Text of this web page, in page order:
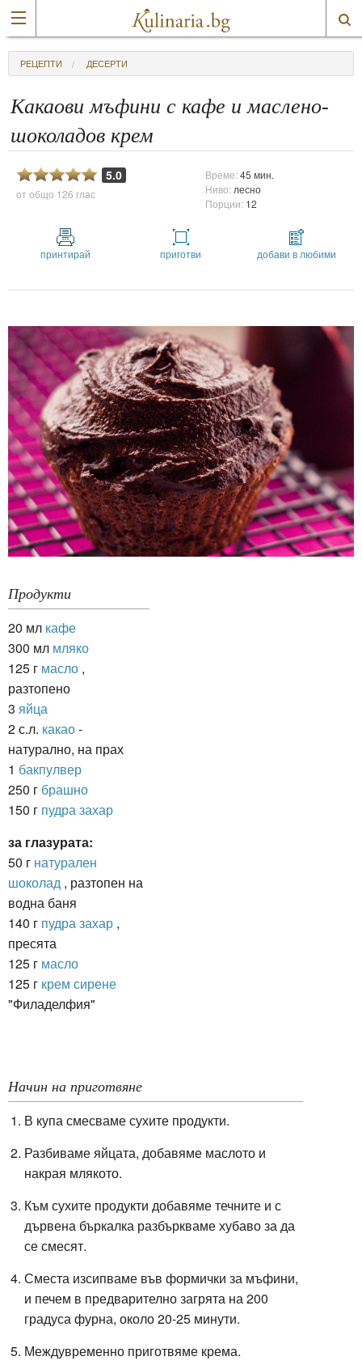
РЕЦЕПТИ ДЕСЕРТИ
Какаови мъфини с кафе и маслено-
шоколадов крем
5.0
от общо 126 глас
Време:45 мин.
Ниво: лесно
Порции: 12
принтирай приготви добави в любими
Продукти
20 мл кафе
300 мл мляко
125 г масло ,
разтопено
3 яйца
2 с.л. какао-
натурално, на прах
1 бакпулвер
250 г брашно
150 г пудра захар
за глазурата:
50 г натурален
шоколад , разтопен на
водна баня
140 г пудра захар ,
пресята
125 г масло
125 г крем сирене
"Филаделфия"
Начин на приготвяне
В купа смесваме сухите продукти.
Разбиваме яйцата, добавяме маслото и
накрая млякото.
Към сухите продукти добавяме течните и с
дървена бъркалка разбъркваме хубаво за да
се смесят.
Сместа изсипваме във формички за мъфини,
и печем в предварително загрята на 200
градуса фурна, около 20-25 минути.
Междувременно приготвяме крема.